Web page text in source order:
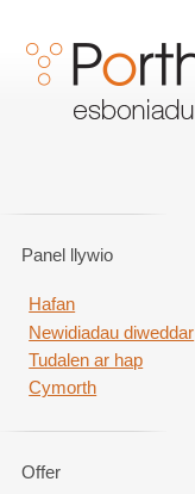
Panel llywio
Hafan
Newidiadau diweddar
Tudalen ar hap
Cymorth
Offer